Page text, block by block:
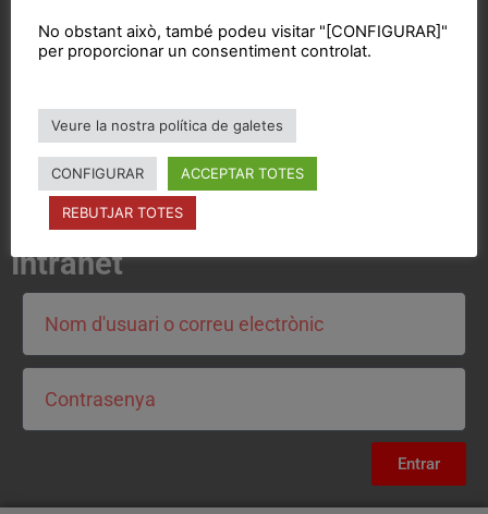
Contacta'ns i treballa per fer realitat el projecte de
l'esquerra independentista i anticapitalista
Intranet
Entrar
No obstant això, també podeu visitar "[CONFIGURAR]"
per proporcionar un consentiment controlat.
Veure la nostra política de galetes
CONFIGURAR ACCEPTAR TOTES
REBUTJAR TOTES